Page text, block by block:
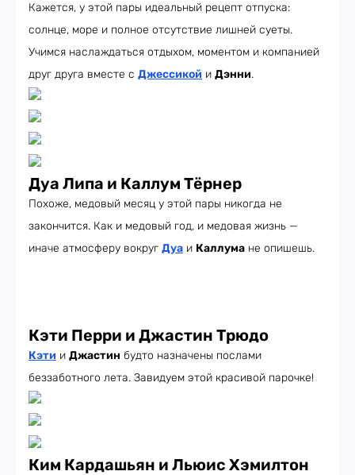
Кажется, у этой пары идеальный рецепт отпуска:
солнце, море и полное отсутствие лишней суеты.
Учимся наслаждаться отдыхом, моментом и компанией
друг друга вместе с Джессикой и Дэнни.
Дуа Липа и Каллум Тёрнер
Похоже, медовый месяц у этой пары никогда не
закончится. Как и медовый год, и медовая жизнь —
иначе атмосферу вокруг Дуа и Каллума не опишешь.
Кэти Перри и Джастин Трюдо
Кэти и Джастин будто назначены послами
беззаботного лета. Завидуем этой красивой парочке!
Ким Кардашьян и Льюис Хэмилтон